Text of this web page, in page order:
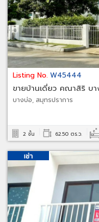
Listing No. W45444
ขายบ้านเดี่ยว คณาสิริ บา
บางบ่อ, สมุทรปราการ
2 ชั้น 62.50 ตร.ว.